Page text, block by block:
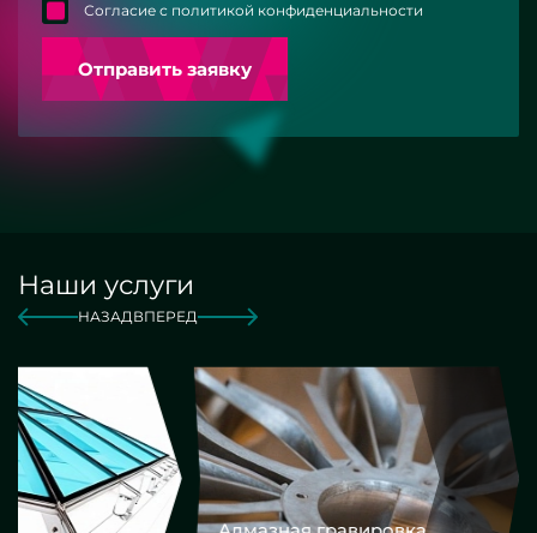
Согласие с политикой конфиденциальности
Отправить заявку
Наши услуги
НАЗАДВПЕРЕД